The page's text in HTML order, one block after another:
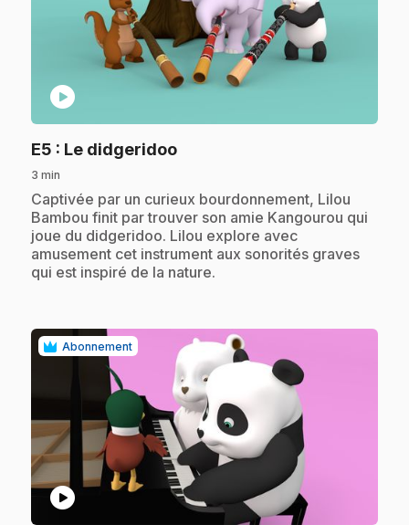
play_circle
E5 : Le didgeridoo.
3 min
.Captivée par un curieux bourdonnement, Lilou
Bambou finit par trouver son amie Kangourou qui
joue du didgeridoo. Lilou explore avec
amusement cet instrument aux sonorités graves
qui est inspiré de la nature.
Abonnement
play_circle